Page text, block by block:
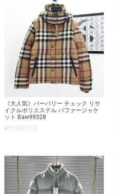
《大人気》バーバリー チェック リサ
イクルポリエステル パファージャケ
ット Baw99328
¥35,800.00